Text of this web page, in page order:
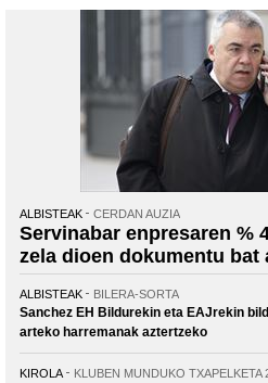
ALBISTEAK CERDAN AUZIA
Servinabar enpresaren %
zela dioen dokumentu bat
ALBISTEAK BILERA-SORTA
Sanchez EH Bildurekin eta EAJrekin
arteko harremanak aztertzeko
KIROLA KLUBEN MUNDUKO TXAPELKETA